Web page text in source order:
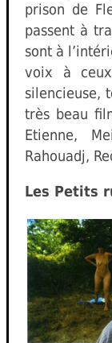
prison de
passent à
sont à
voix à
silencieuse,
très beau
Etienne,
Rahouadj,
Les Petits